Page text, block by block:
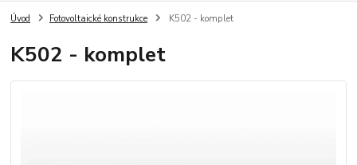
Úvod Fotovoltaické konstrukce K502 - komplet
K502 - komplet